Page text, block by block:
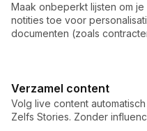
Maak onbeperkt lijsten om
notities toe voor
documenten (zoals
Verzamel content
Volg live content
Zelfs Stories. Zonder